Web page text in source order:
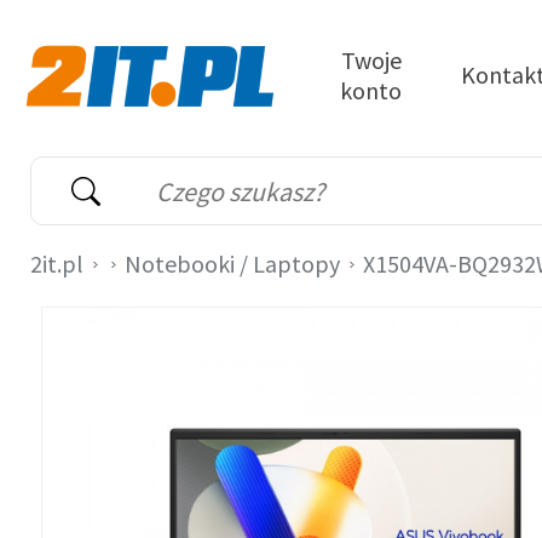
Wyszukiwarka
Słowo kluczowe
Twoje
konto
2it.pl Notebooki / Laptopy X1504VA-